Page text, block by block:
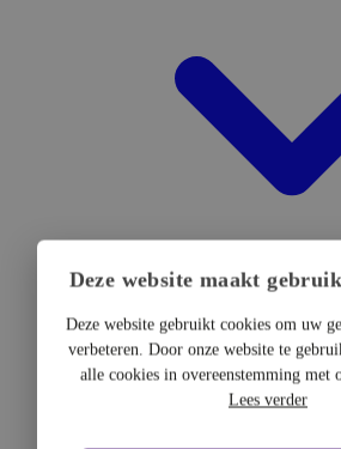
DTF Hardware
DTF Printers
Deze website maakt
Deze website gebruikt cookies om uw
verbeteren. Door onze website te
alle cookies in overeenstemming met
Lees verder